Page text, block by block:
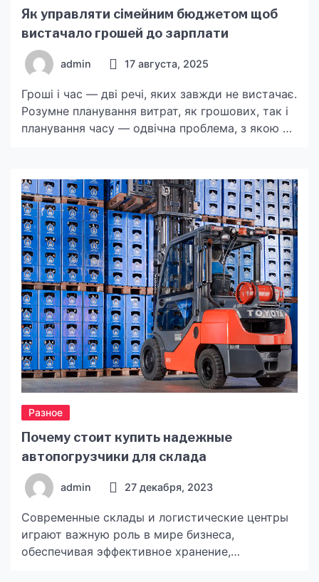
Як управляти сімейним бюджетом щоб
вистачало грошей до зарплати
admin 17 августа, 2025
Гроші і час — дві речі, яких завжди не вистачає.
Розумне планування витрат, як грошових, так і
планування часу — одвічна проблема, з якою не
менеджмент. Він навчить грамотно спланувати
час так, щоб вистачило і на роботу, і на
відпочинок, і на улюблене […]
Разное
Почему стоит купить надежные
автопогрузчики для склада
admin 27 декабря, 2023
Современные склады и логистические центры
играют важную роль в мире бизнеса,
обеспечивая эффективное хранение,